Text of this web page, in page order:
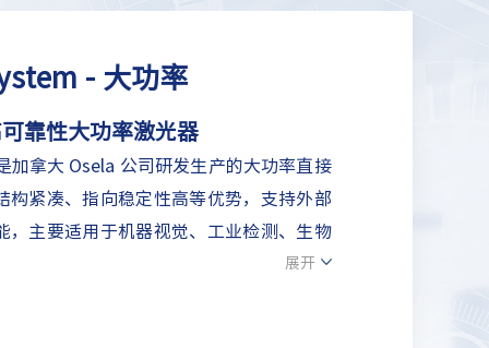
- 大功率
靠性大功率激光器
拿大 Osela 公司研发生产的大功率直接
构紧凑、指向稳定性高等优势，支持外部
，主要适用于机器视觉、工业检测、生物
展开